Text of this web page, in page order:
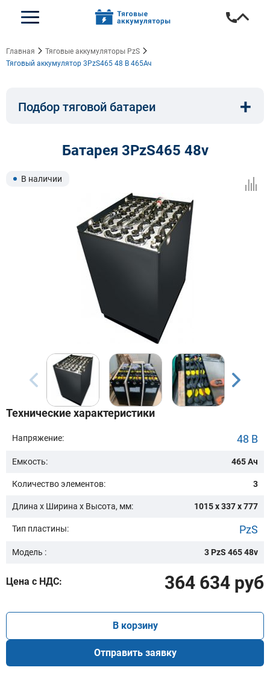
Главная
Тяговые аккумуляторы PzS
Тяговый аккумулятор 3PzS465 48 В 465Ач
Подбор тяговой батареи
Тип:
Высота, мм:
Модель:
Сначала выберите бренд
Очистить подбор
+
Батарея 3PzS465 48v
В наличии
Технические характеристики
Напряжение: 48 В
Емкость: 465 Ач
Количество элементов: 3
Длина х Ширина х Высота, мм: 1015 x 337 x 777
Тип пластины: PzS
Модель : 3 PzS 465 48v
Цена с НДС: 364 634 руб
В корзину
Отправить заявку